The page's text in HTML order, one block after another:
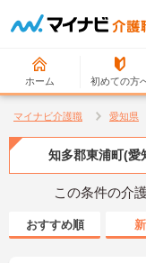
ホーム 初めての方
マイナビ介護職 愛知県
知多郡東浦町(愛
この条件の介
おすすめ順